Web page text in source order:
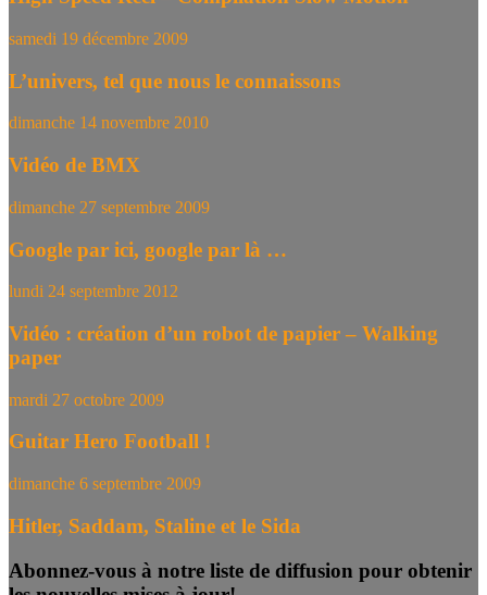
samedi 19 décembre 2009
L’univers, tel que nous le connaissons
dimanche 14 novembre 2010
Vidéo de BMX
dimanche 27 septembre 2009
Google par ici, google par là …
lundi 24 septembre 2012
Vidéo : création d’un robot de papier – Walking
paper
mardi 27 octobre 2009
Guitar Hero Football !
dimanche 6 septembre 2009
Hitler, Saddam, Staline et le Sida
Abonnez-vous à notre liste de diffusion pour obtenir